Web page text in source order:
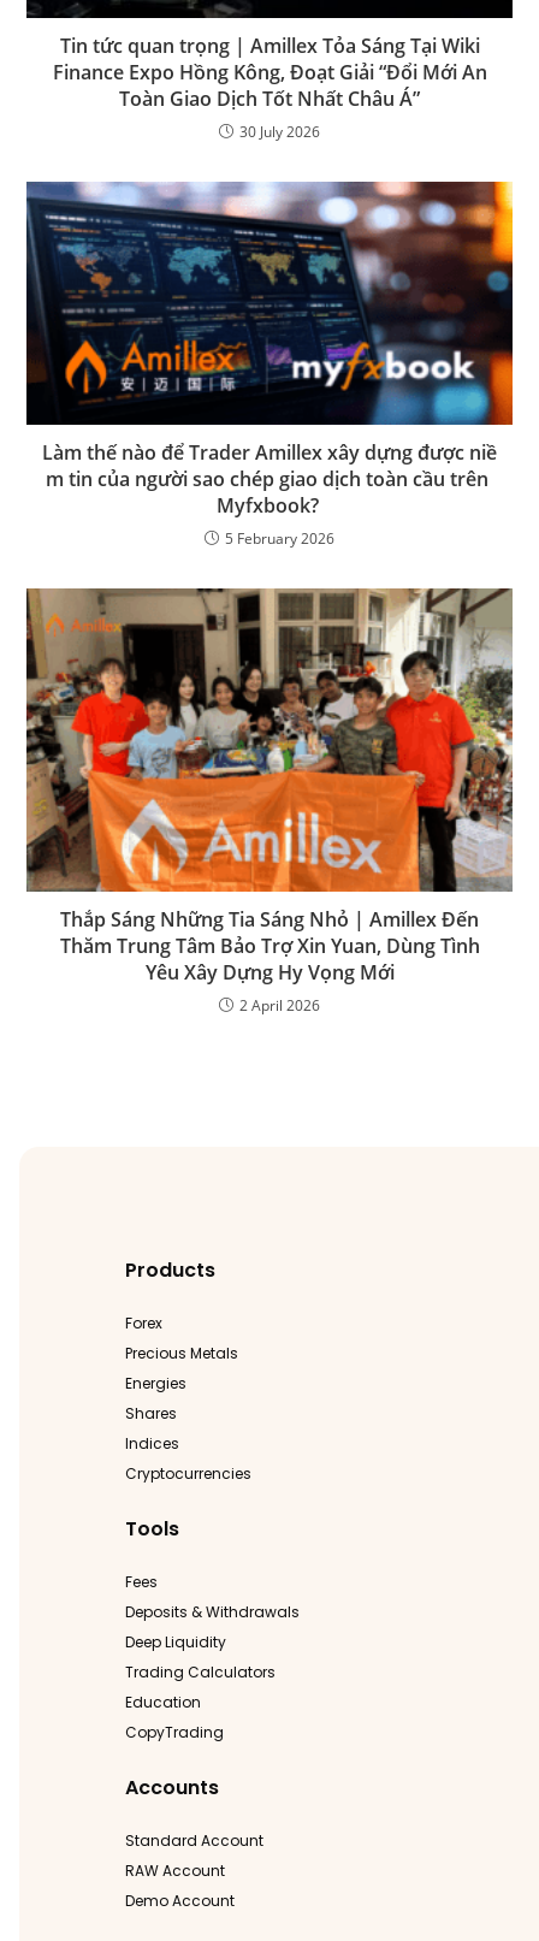
Tin tức quan trọng | Amillex Tỏa Sáng Tại Wiki
Finance Expo Hồng Kông, Đoạt Giải “Đổi Mới An
Toàn Giao Dịch Tốt Nhất Châu Á”
30 July 2026
Làm thế nào để Trader Amillex xây dựng được niề
m tin của người sao chép giao dịch toàn cầu trên
Myfxbook?
5 February 2026
Thắp Sáng Những Tia Sáng Nhỏ | Amillex Đến
Thăm Trung Tâm Bảo Trợ Xin Yuan, Dùng Tình
Yêu Xây Dựng Hy Vọng Mới
2 April 2026
Products
Forex
Precious Metals
Energies
Shares
Indices
Cryptocurrencies
Tools
Fees
Deposits & Withdrawals
Deep Liquidity
Trading Calculators
Education
CopyTrading
Accounts
Standard Account
RAW Account
Demo Account